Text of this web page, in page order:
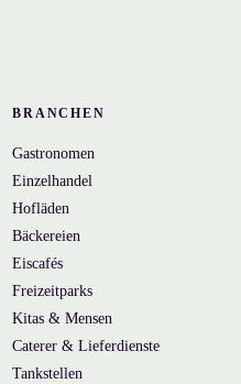
BRANCHEN
Gastronomen
Einzelhandel
Hofläden
Bäckereien
Eiscafés
Freizeitparks
Kitas & Mensen
Caterer & Lieferdienste
Tankstellen